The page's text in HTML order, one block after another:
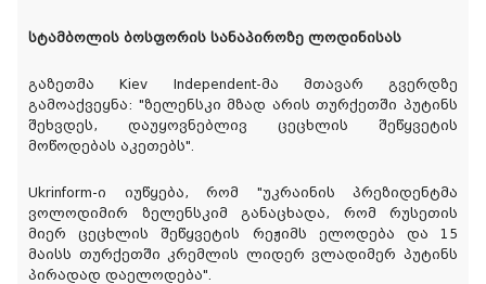
სტამბოლის ბოსფორის სანაპიროზე ლოდინისას
გაზეთმა Kiev Independent-მა მთავარ გვერდზე
გამოაქვეყნა: "ზელენსკი მზად არის თურქეთში პუტინს
შეხვდეს, დაუყოვნებლივ ცეცხლის შეწყვეტის
მოწოდებას აკეთებს".
Ukrinform-ი იუწყება, რომ "უკრაინის პრეზიდენტმა
ვოლოდიმირ ზელენსკიმ განაცხადა, რომ რუსეთის
მიერ ცეცხლის შეწყვეტის რეჟიმს ელოდება და 15
მაისს თურქეთში კრემლის ლიდერ ვლადიმერ პუტინს
პირადად დაელოდება".